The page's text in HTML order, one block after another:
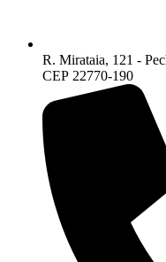
R. Mirataia, 121 -
CEP 22770-190